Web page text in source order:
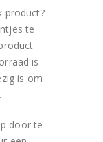
product?
te
is
is om
door te